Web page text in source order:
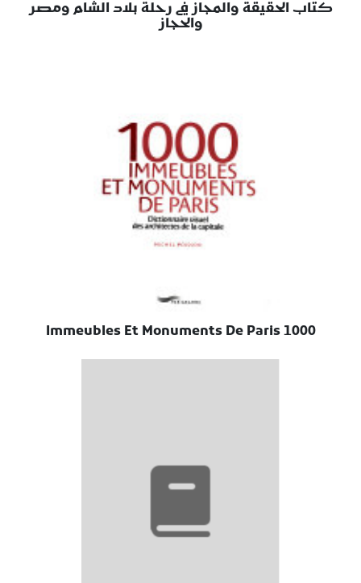
كتاب الحقيقة والمجاز في رحلة بلاد الشام ومصر
والحجاز
1000 Immeubles Et Monuments De Paris